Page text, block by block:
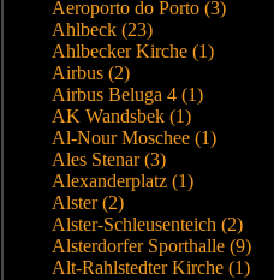
Aeroporto do Porto (3)
Ahlbeck (23)
Ahlbecker Kirche (1)
Airbus (2)
Airbus Beluga 4 (1)
AK Wandsbek (1)
Al-Nour Moschee (1)
Ales Stenar (3)
Alexanderplatz (1)
Alster (2)
Alster-Schleusenteich (2)
Alsterdorfer Sporthalle (9)
Alt-Rahlstedter Kirche (1)